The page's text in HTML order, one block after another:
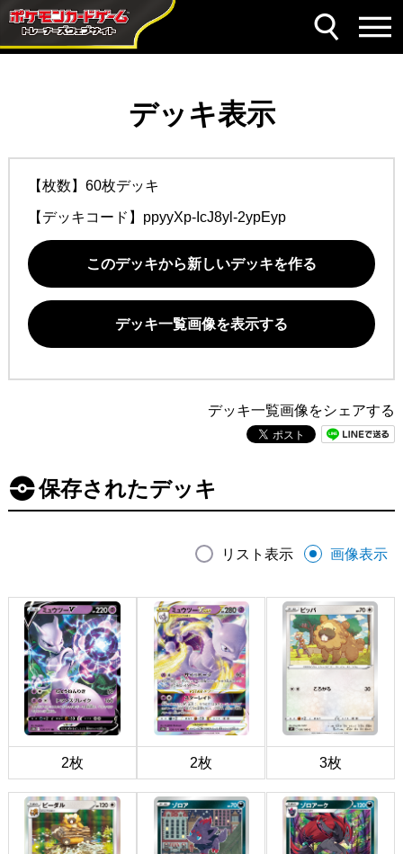
デッキ表示
【枚数】60枚デッキ
【デッキコード】 ppyyXp-IcJ8yl-2ypEyp
このデッキから新しいデッキを作る
デッキ一覧画像を表示する
デッキ一覧画像をシェアする
保存されたデッキ
リスト表示 画像表示
2枚 2枚 3枚